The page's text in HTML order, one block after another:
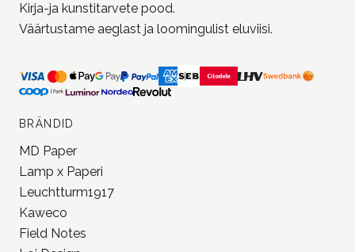
Kirja-ja kunstitarvete pood.
Väärtustame aeglast ja loomingulist eluviisi.
BRÄNDID
MD Paper
Lamp x Paperi
Leuchtturm1917
Kaweco
Field Notes